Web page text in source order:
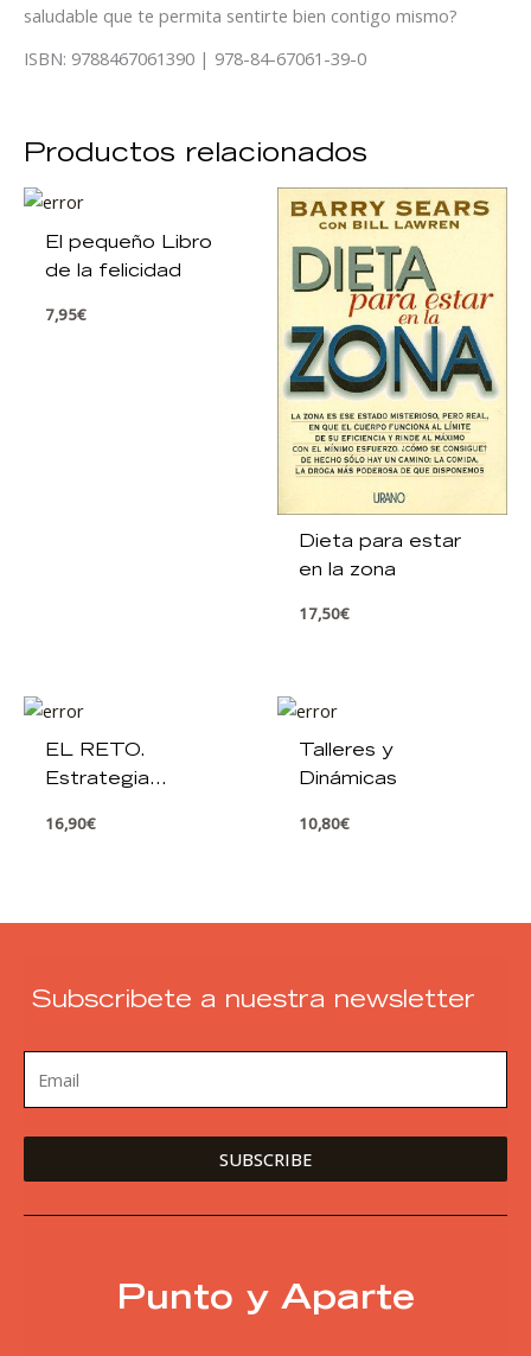
saludable que te permita sentirte bien contigo mismo?
ISBN: 9788467061390 | 978-84-67061-39-0
Productos relacionados
El pequeño Libro
de la felicidad
7,95€
Dieta para estar
en la zona
17,50€
EL RETO.
Estrategia
tiempos de
16,90€
Talleres y
Dinámicas
10,80€
Subscribete a nuestra newsletter
Punto y Aparte